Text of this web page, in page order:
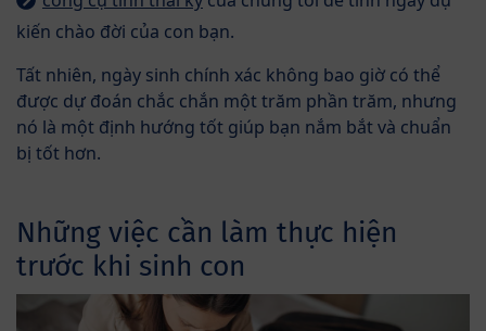
kiến chào đời của con bạn.
Tất nhiên, ngày sinh chính xác không bao giờ có thể
được dự đoán chắc chắn một trăm phần trăm, nhưng
nó là một định hướng tốt giúp bạn nắm bắt và chuẩn
bị tốt hơn.
Những việc cần làm thực hiện
trước khi sinh con